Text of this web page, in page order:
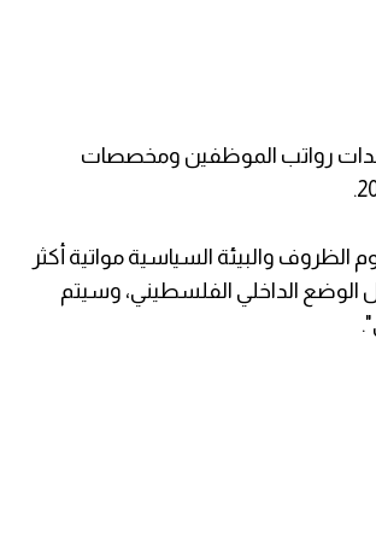
رواتب الموظفين ومخصصات
والبيئة السياسية مواتية أكثر
الداخلي الفلسطيني، وسيتم